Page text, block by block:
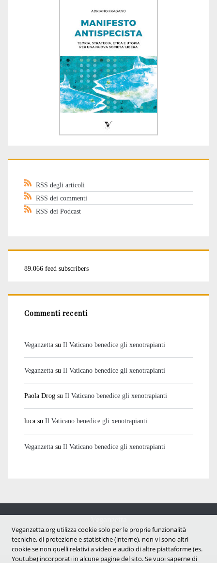
RSS degli articoli
RSS dei commenti
RSS dei Podcast
89.066 feed subscribers
Commenti recenti
Veganzettasu Il Vaticano benedice gli xenotrapianti
Veganzettasu Il Vaticano benedice gli xenotrapianti
Paola Drogsu Il Vaticano benedice gli xenotrapianti
lucasu Il Vaticano benedice gli xenotrapianti
Veganzettasu Il Vaticano benedice gli xenotrapianti
Notizie dal mondo vegan e antispecista
Veganzetta.org utilizza cookie solo per le proprie funzionalità
tecniche, di protezione e statistiche (interne), non vi sono altri
cookie se non quelli relativi a video e audio di altre piattaforme (es.
Youtube) incorporati in alcune pagine del sito. Se vuoi saperne di